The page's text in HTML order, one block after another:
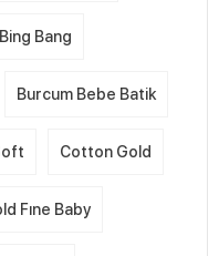
Bing Bang
Burcum Bebe Batik
Cotton Gold
Fıne Baby